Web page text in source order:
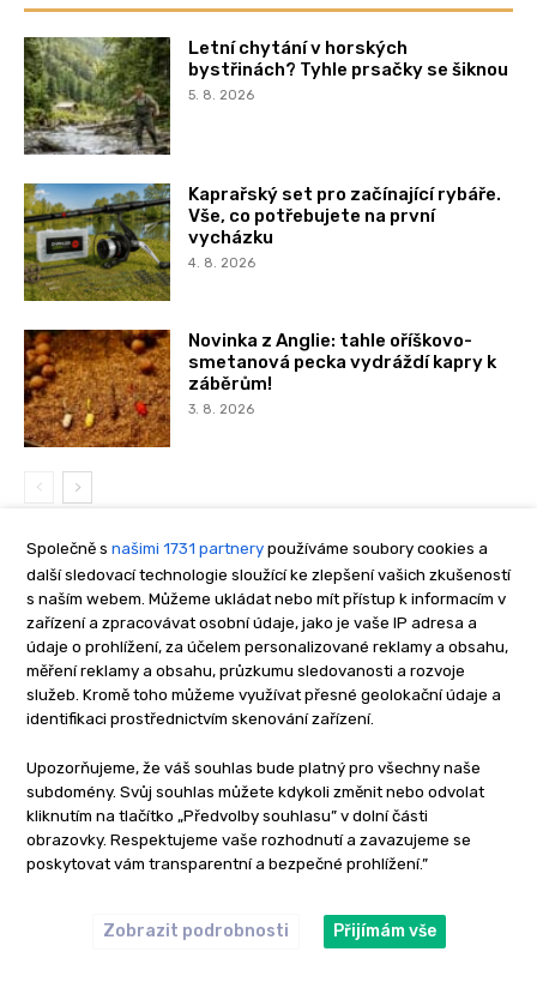
Letní chytání v horských
bystřinách? Tyhle prsačky se šiknou
5. 8. 2026
Kaprařský set pro začínající rybáře.
Vše, co potřebujete na první
vycházku
4. 8. 2026
Novinka z Anglie: tahle oříškovo-
smetanová pecka vydráždí kapry k
záběrům!
3. 8. 2026
NEJNOVĚJŠÍ TECHNIKY
Lov kaprů v zarostlých revírech:
Přelstěte monstra ze zarostlé
džungle!
Montáže na kapra 5. 8. 2026
Lov kaprů na bahně: jak se vyhnout
smradu z bahna a díky tomu chytit
životního kapra?
26. 7. 2026
nástrahou se jim dostanete na
kobylku i na mělčinách
Společně s našimi 1731 partnery používáme soubory cookies a
další sledovací technologie sloužící ke zlepšení vašich zkušeností
s naším webem. Můžeme ukládat nebo mít přístup k informacím v
zařízení a zpracovávat osobní údaje, jako je vaše IP adresa a
údaje o prohlížení, za účelem personalizované reklamy a obsahu,
měření reklamy a obsahu, průzkumu sledovanosti a rozvoje
služeb. Kromě toho můžeme využívat přesné geolokační údaje a
identifikaci prostřednictvím skenování zařízení.
Upozorňujeme, že váš souhlas bude platný pro všechny naše
subdomény. Svůj souhlas můžete kdykoli změnit nebo odvolat
kliknutím na tlačítko „Předvolby souhlasu” v dolní části
obrazovky. Respektujeme vaše rozhodnutí a zavazujeme se
poskytovat vám transparentní a bezpečné prohlížení.”
Zobrazit podrobnosti Přijímám vše